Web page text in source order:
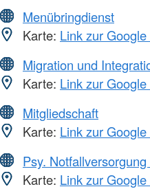
Menübringdienst
Karte: Link zur
Migration und
Karte: Link zur
Mitgliedschaft
Karte: Link zur
Psy.
Karte: Link zur